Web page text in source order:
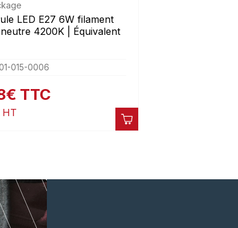
LED E27 6W filament
4200K | Équivalent
015-0006
€ TTC
HT